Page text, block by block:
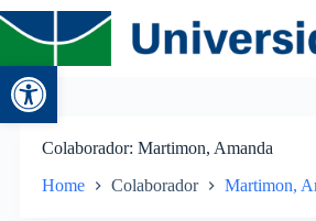
Abrir a barra de
Colaborador Martimon, Amanda
Home Colaborador Martimon,